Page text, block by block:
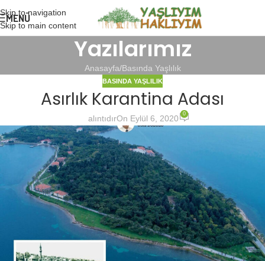
Skip to navigation
Skip to main content
MENÜ
Yazılarımız
Anasayfa Basında Yaşlılık
BASINDA YAŞLILIK
Asırlık Karantina Adası
alıntıdırOn Eylül 6, 2020 0